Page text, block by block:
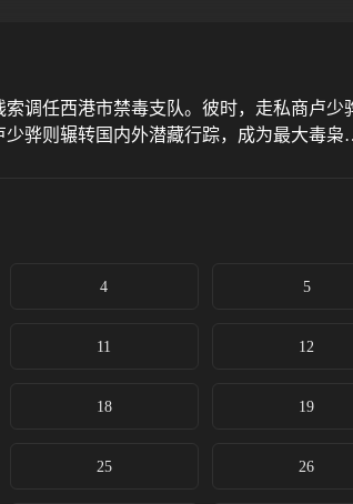
任西港市禁毒支队。彼时，走私商卢少
骅则辗转国内外潜藏行踪，成为最大毒
4 5
11 12
18 19
25 26